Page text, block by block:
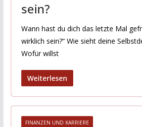
sein?
Wann hast du dich das letzte Mal
wirklich sein?“ Wie sieht deine
Wofür willst
Weiterlesen
FINANZEN UND KARRIERE